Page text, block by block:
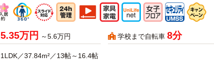
5.35万円 ～5.6万円 学校まで自転車 8分
1LDK／37.84m²／13帖～16.4帖